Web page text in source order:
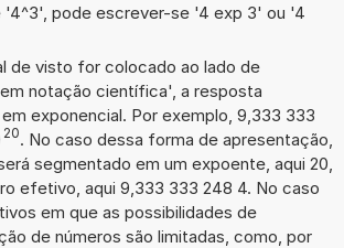
'4^3', pode escrever-se '4 exp 3' ou '4
de visto for colocado ao lado de
notação científica', a resposta
exponencial. Por exemplo, 9,333 333
20. No caso dessa forma de apresentação,
segmentado em um expoente, aqui 20,
efetivo, aqui 9,333 333 248 4. No caso
em que as possibilidades de
de números são limitadas, como, por